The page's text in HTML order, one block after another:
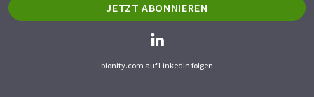
JETZT ABONNIEREN
bionity.com auf LinkedIn folgen